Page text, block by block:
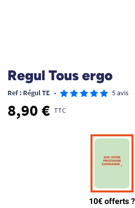
Regul Tous ergo
Ref : Régul TE • 5 avis
8,90 € TTC